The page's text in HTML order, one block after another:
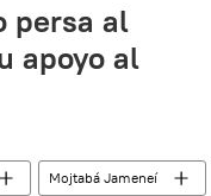
persa al
apoyo al
Mojtabá Jameneí